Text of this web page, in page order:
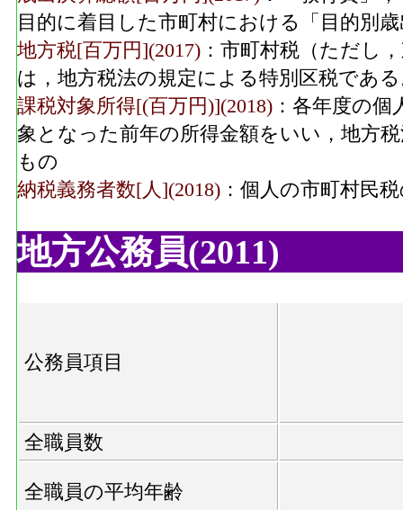
目的に着目した市町村における「目的別
地方税[百万円](2017) ：市町村税（ただし
は，地方税法の規定による特別区税であ
課税対象所得[(百万円)](2018) ：各年度の
象となった前年の所得金額をいい，地方
もの
納税義務者数[人](2018) ：個人の市町村民
地方公務員(2011)
公務員項目
全職員数
全職員の平均年齢